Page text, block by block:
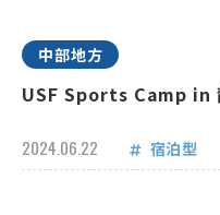
中部地方
USF Sports Camp in
2024.06.22 宿泊型